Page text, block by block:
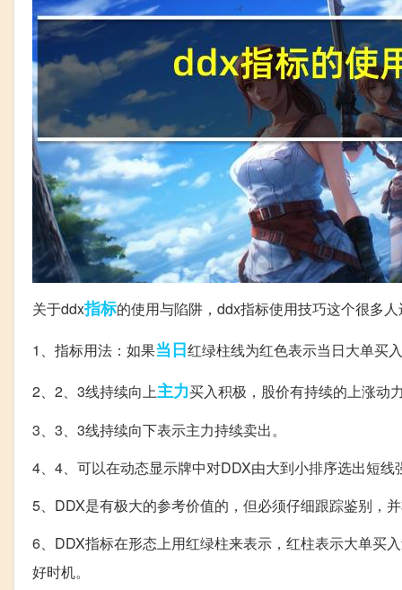
关于ddx指标的使用与陷阱，ddx指标使用技巧这个很多
1、指标用法：如果当日红绿柱线为红色表示当日大单买
2、2、3线持续向上主力买入积极，股价有持续的上涨动力
3、3、3线持续向下表示主力持续卖出。
4、4、可以在动态显示牌中对DDX由大到小排序选出短线
5、DDX是有极大的参考价值的，但必须仔细跟踪鉴别，
6、DDX指标在形态上用红绿柱来表示，红柱表示大单买
好时机。